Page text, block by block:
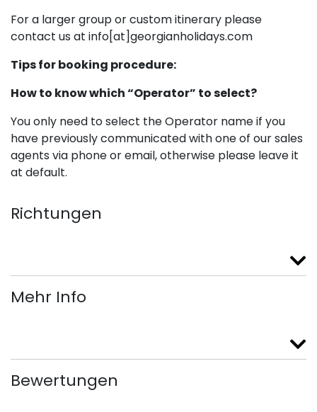
For a larger group or custom itinerary please
contact us at info[at]georgianholidays.com
Tips for booking procedure:
How to know which “Operator” to select?
You only need to select the Operator name if you
have previously communicated with one of our sales
agents via phone or email, otherwise please leave it
at default.
Richtungen
Mehr Info
Bewertungen